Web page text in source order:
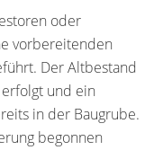
oder
vorbereitenden
Der Altbestand
und ein
in der Baugrube.
begonnen